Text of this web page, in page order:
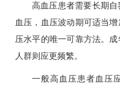
高血压患者需要长期
血压，血压波动期可适当
压水平的唯一可靠方法。
人群则应更频繁。
一般高血压患者血压